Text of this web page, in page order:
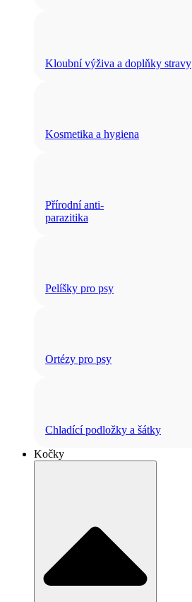
Kloubní výživa a doplňky stravy
Kosmetika a hygiena
Přírodní anti-
parazitika
Pelíšky pro psy
Ortézy pro psy
Chladící podložky a šátky
Kočky